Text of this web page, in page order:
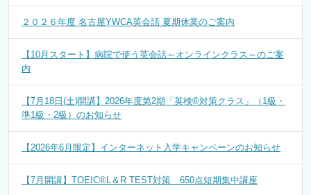
２０２６年度 名古屋YWCA英会話 夏期休業のご案内
【10月スタート】病院で使う英会話～オンラインクラス～のご案
内
【7月18日(土)開講】2026年度第2期「英検®対策クラス」（1級・
準1級・2級）のお知らせ
【2026年6月限定】インターネット入学キャンペーンのお知らせ
【7月開講】TOEIC®L＆R TEST対策 650点短期集中講座